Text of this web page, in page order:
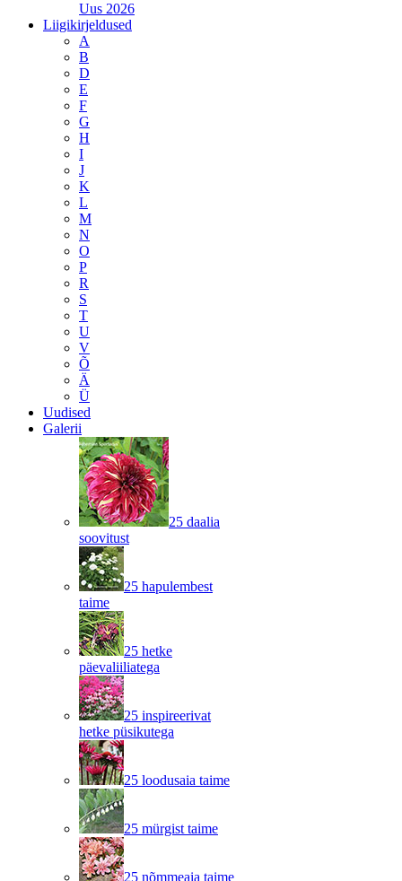
Uus 2026
Liigikirjeldused
A
B
D
E
F
G
H
I
J
K
L
M
N
O
P
R
S
T
U
V
Õ
Ä
Ü
Uudised
Galerii
25 daalia
soovitust
25 hapulembest
taime
25 hetke
päevaliiliatega
25 inspireerivat
hetke püsikutega
25 loodusaia taime
25 mürgist taime
25 nõmmeaia taime